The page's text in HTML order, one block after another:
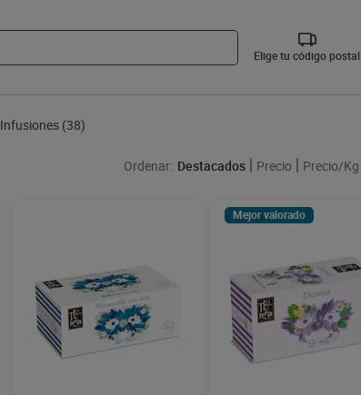
Elige tu código postal
Infusiones (38)
Ordenar: Destacados Precio Precio/Kg
Mejor valorado